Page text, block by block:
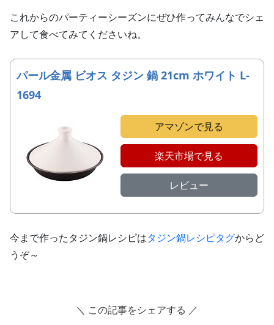
これからのパーティーシーズンにぜひ作ってみんなでシェ
アして食べてみてくださいね。
パール金属 ビオス タジン 鍋 21cm ホワイト L-
1694
アマゾンで見る
楽天市場で見る
レビュー
今まで作ったタジン鍋レシピはタジン鍋レシピタグからど
うぞ～
＼ この記事をシェアする ／